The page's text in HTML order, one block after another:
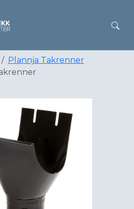
Plannja Takrenner